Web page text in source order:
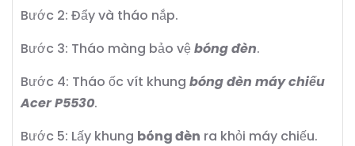
Bước 2: Đẩy và tháo nắp.
Bước 3: Tháo màng bảo vệ bóng đèn.
Bước 4: Tháo ốc vít khung bóng đèn máy chiếu
Acer P5530.
Bước 5: Lấy khung bóng đèn ra khỏi máy chiếu.